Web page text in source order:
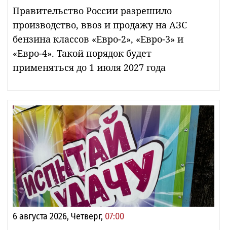
Правительство России разрешило
производство, ввоз и продажу на АЗС
бензина классов «Евро-2», «Евро-3» и
«Евро-4». Такой порядок будет
применяться до 1 июля 2027 года
6 августа 2026, Четверг, 07:00